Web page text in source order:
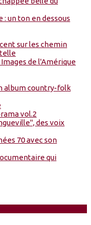
un ton en dessous
sur les chemin
Images de l'Amérique
album country-folk
vol.2
des voix
70 avec son
qui